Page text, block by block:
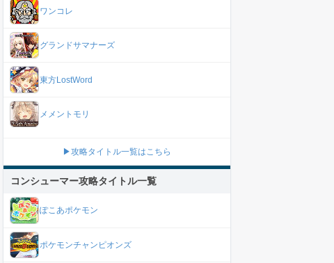
ワンコレ
グランドサマナーズ
東方LostWord
メメントモリ
▶攻略タイトル一覧はこちら
コンシューマー攻略タイトル一覧
ぽこあポケモン
ポケモンチャンピオンズ